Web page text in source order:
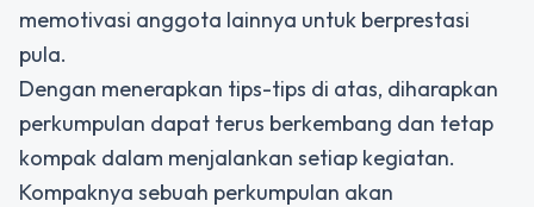
memotivasi anggota lainnya untuk berprestasi
pula.
Dengan menerapkan tips-tips di atas, diharapkan
perkumpulan dapat terus berkembang dan tetap
kompak dalam menjalankan setiap kegiatan.
Kompaknya sebuah perkumpulan akan